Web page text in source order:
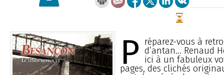
P réparez-vous à
d’antan... Renaud
ici à un fabuleux
pages, des clichés